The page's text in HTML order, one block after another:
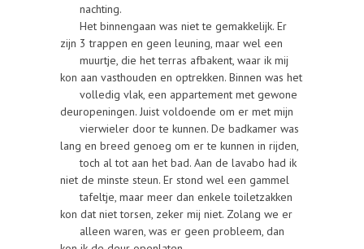
nachting.
Het binnengaan was niet te gemakkelijk. Er
zijn 3 trappen en geen leuning, maar wel een
muurtje, die het terras afbakent, waar ik mij
kon aan vasthouden en optrekken. Binnen was het
volledig vlak, een appartement met gewone
deuropeningen. Juist voldoende om er met mijn
vierwieler door te kunnen. De badkamer was
lang en breed genoeg om er te kunnen in rijden,
toch al tot aan het bad. Aan de lavabo had ik
niet de minste steun. Er stond wel een gammel
tafeltje, maar meer dan enkele toiletzakken
kon dat niet torsen, zeker mij niet. Zolang we er
alleen waren, was er geen probleem, dan